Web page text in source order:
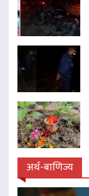
अर्थ-बाणिज्य